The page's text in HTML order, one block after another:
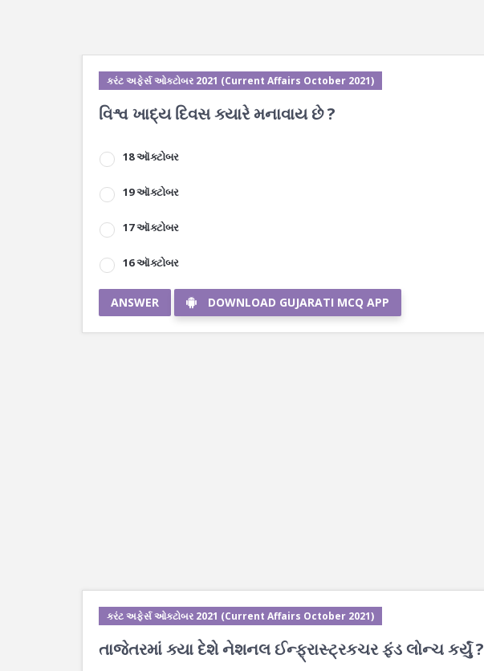
કરંટ અફેર્સ ઓક્ટોબર 2021 (Current Affairs October 2021)
વિશ્વ ખાદ્ય દિવસ ક્યારે મનાવાય છે ?
18 ઑક્ટોબર
19 ઑક્ટોબર
17 ઑક્ટોબર
16 ઑક્ટોબર
ANSWER DOWNLOAD GUJARATI MCQ APP
કરંટ અફેર્સ ઓક્ટોબર 2021 (Current Affairs October 2021)
તાજેતરમાં ક્યા દેશે નેશનલ ઈન્ફ્રાસ્ટ્રકચર ફંડ લોન્ચ કર્યું ?